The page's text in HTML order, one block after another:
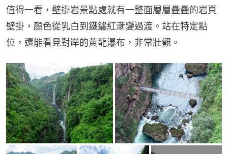
值得一看，壁掛岩景點處就有一整面層層疊疊的岩頁
壁掛，顏色從乳白到鐵鏽紅漸變過渡。站在特定點
位，還能看見對岸的黃龍瀑布，非常壯觀。